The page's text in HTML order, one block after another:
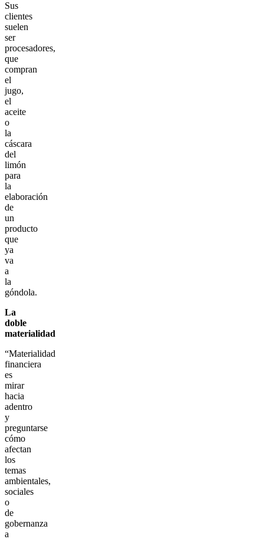
Sus
clientes
suelen
ser
procesadores,
que
compran
el
jugo,
el
aceite
o
la
cáscara
del
limón
para
la
elaboración
de
un
producto
que
ya
va
a
la
góndola.
La
doble
materialidad
“Materialidad
financiera
es
mirar
hacia
adentro
y
preguntarse
cómo
afectan
los
temas
ambientales,
sociales
o
de
gobernanza
a